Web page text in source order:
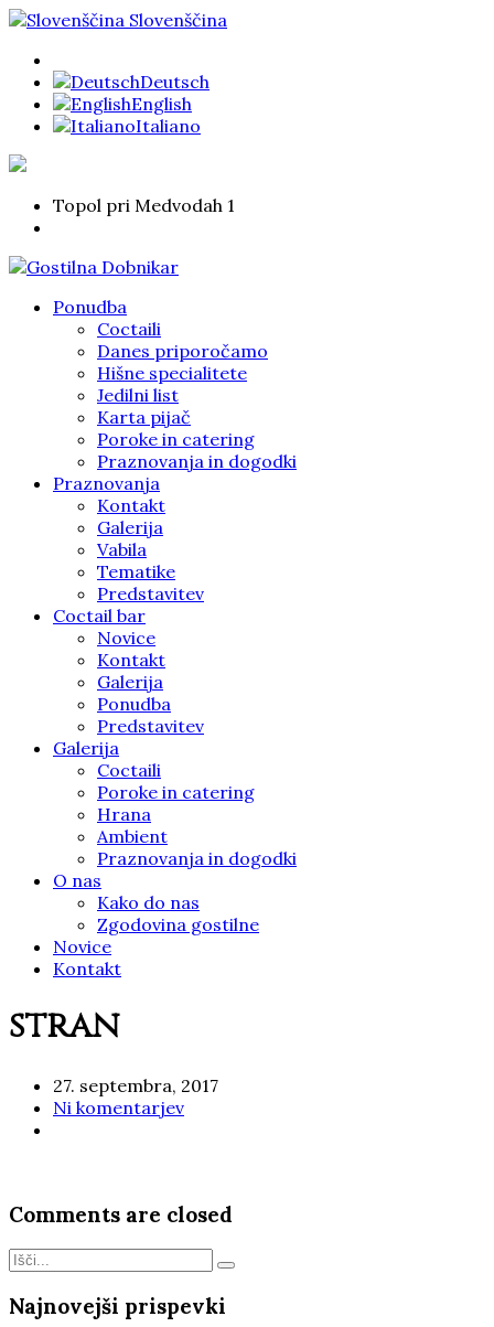
Slovenščina
Deutsch
English
Italiano
Topol pri Medvodah 1
Ponudba
Coctaili
Danes priporočamo
Hišne specialitete
Jedilni list
Karta pijač
Poroke in catering
Praznovanja in dogodki
Praznovanja
Kontakt
Galerija
Vabila
Tematike
Predstavitev
Coctail bar
Novice
Kontakt
Galerija
Ponudba
Predstavitev
Galerija
Coctaili
Poroke in catering
Hrana
Ambient
Praznovanja in dogodki
O nas
Kako do nas
Zgodovina gostilne
Novice
Kontakt
stran
27. septembra, 2017
Ni komentarjev
Comments are closed
Najnovejši prispevki